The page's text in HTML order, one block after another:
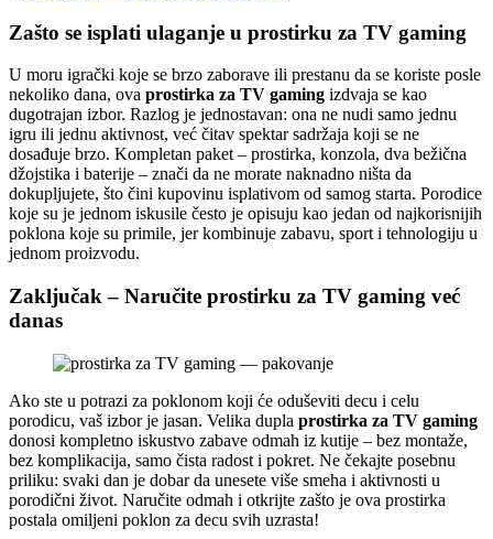
Zašto se isplati ulaganje u prostirku za TV gaming
U moru igrački koje se brzo zaborave ili prestanu da se koriste posle
nekoliko dana, ova prostirka za TV gaming izdvaja se kao
dugotrajan izbor. Razlog je jednostavan: ona ne nudi samo jednu
igru ili jednu aktivnost, već čitav spektar sadržaja koji se ne
dosađuje brzo. Kompletan paket – prostirka, konzola, dva bežična
džojstika i baterije – znači da ne morate naknadno ništa da
dokupljujete, što čini kupovinu isplativom od samog starta. Porodice
koje su je jednom iskusile često je opisuju kao jedan od najkorisnijih
poklona koje su primile, jer kombinuje zabavu, sport i tehnologiju u
jednom proizvodu.
Zaključak – Naručite prostirku za TV gaming već
danas
Ako ste u potrazi za poklonom koji će oduševiti decu i celu
porodicu, vaš izbor je jasan. Velika dupla prostirka za TV gaming
donosi kompletno iskustvo zabave odmah iz kutije – bez montaže,
bez komplikacija, samo čista radost i pokret. Ne čekajte posebnu
priliku: svaki dan je dobar da unesete više smeha i aktivnosti u
porodični život. Naručite odmah i otkrijte zašto je ova prostirka
postala omiljeni poklon za decu svih uzrasta!